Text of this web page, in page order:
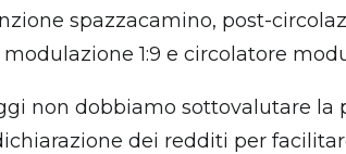
spazzacamino, post-
modulazione 1:9 e circolatore
non dobbiamo sottovalutare la
dei redditi per